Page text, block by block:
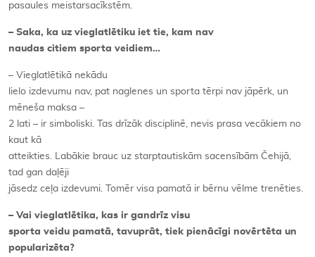
pasaules meistarsacīkstēm.
– Saka, ka uz vieglatlētiku iet tie, kam nav
naudas citiem sporta veidiem…
– Vieglatlētikā nekādu
lielo izdevumu nav, pat naglenes un sporta tērpi nav jāpērk, un
mēneša maksa –
2 lati – ir simboliski. Tas drīzāk disciplinē, nevis prasa vecākiem no
kaut kā
atteikties. Labākie brauc uz starptautiskām sacensībām Čehijā,
tad gan daļēji
jāsedz ceļa izdevumi. Tomēr visa pamatā ir bērnu vēlme trenēties.
– Vai vieglatlētika, kas ir gandrīz visu
sporta veidu pamatā, tavuprāt, tiek pienācīgi novērtēta un
popularizēta?